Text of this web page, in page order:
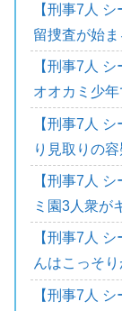
【刑事7人
留捜査が始ま
【刑事7人
オオカミ少
【刑事7人
り見取りの
【刑事7人
ミ園3人衆が
【刑事7人
んはこっそり
【刑事7人